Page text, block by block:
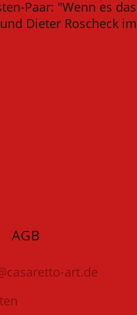
Paar: "Wenn es das
Dieter Roscheck im
AGB
art.de